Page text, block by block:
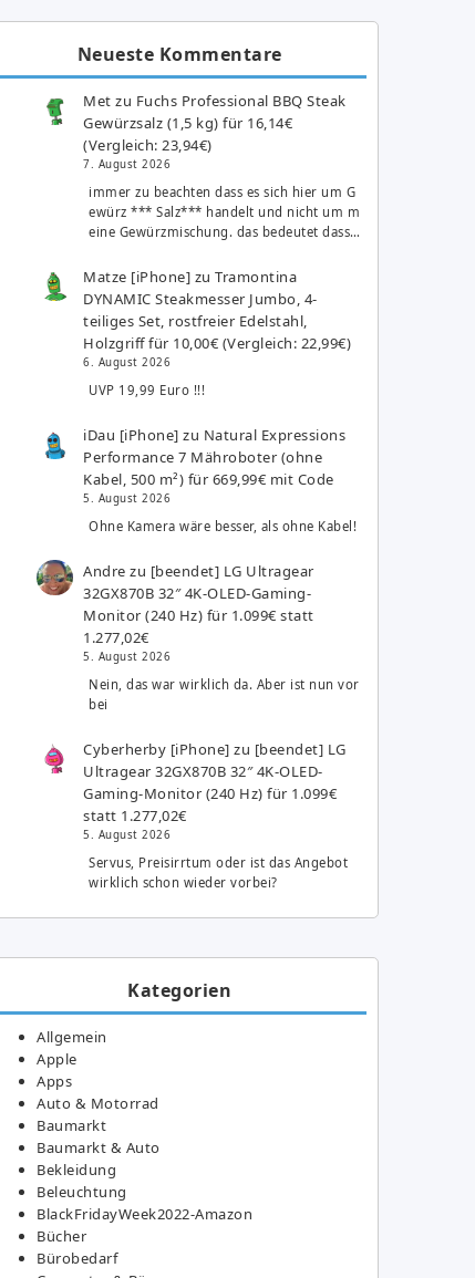
Neueste Kommentare
Met zu Fuchs Professional BBQ Steak
Gewürzsalz (1,5 kg) für 16,14€
(Vergleich: 23,94€)
7. August 2026
immer zu beachten dass es sich hier um G
ewürz *** Salz*** handelt und nicht um m
eine Gewürzmischung. das bedeutet dass…
Matze [iPhone] zuTramontina
DYNAMIC Steakmesser Jumbo, 4-
teiliges Set, rostfreier Edelstahl,
Holzgriff für 10,00€ (Vergleich: 22,99€)
6. August 2026
UVP 19,99 Euro !!!
iDau [iPhone] zu Natural Expressions
Performance 7 Mähroboter (ohne
Kabel, 500 m²) für 669,99€ mit Code
5. August 2026
Ohne Kamera wäre besser, als ohne Kabel!
Andre zu [beendet] LG Ultragear
32GX870B 32″ 4K-OLED-Gaming-
Monitor (240 Hz) für 1.099€ statt
1.277,02€
5. August 2026
Nein, das war wirklich da. Aber ist nun vor
bei
Cyberherby [iPhone] zu [beendet] LG
Ultragear 32GX870B 32″ 4K-OLED-
Gaming-Monitor (240 Hz) für 1.099€
statt 1.277,02€
5. August 2026
Servus, Preisirrtum oder ist das Angebot
wirklich schon wieder vorbei?
Kategorien
Allgemein
Apple
Apps
Auto & Motorrad
Baumarkt
Baumarkt & Auto
Bekleidung
Beleuchtung
BlackFridayWeek2022-Amazon
Bücher
Bürobedarf